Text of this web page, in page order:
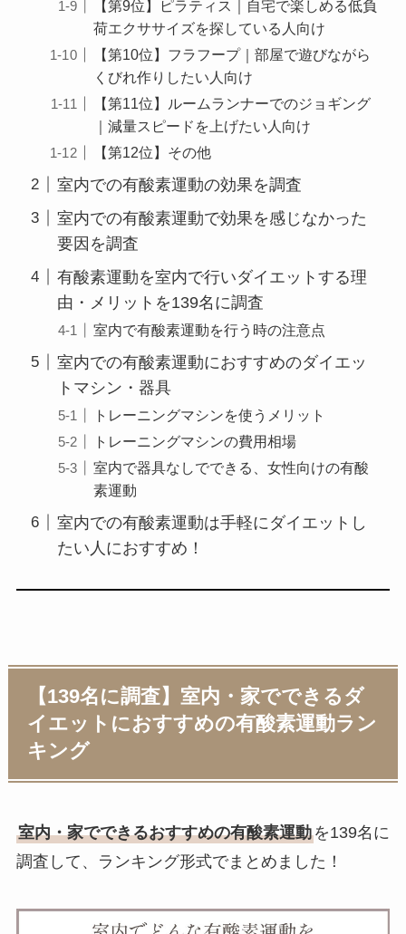
【第9位】ピラティス｜自宅で楽しめる低負
荷エクササイズを探している人向け
【第10位】フラフープ｜部屋で遊びながら
くびれ作りしたい人向け
【第11位】ルームランナーでのジョギング
｜減量スピードを上げたい人向け
【第12位】その他
室内での有酸素運動の効果を調査
室内での有酸素運動で効果を感じなかった
要因を調査
有酸素運動を室内で行いダイエットする理
由・メリットを139名に調査
室内で有酸素運動を行う時の注意点
室内での有酸素運動におすすめのダイエッ
トマシン・器具
トレーニングマシンを使うメリット
トレーニングマシンの費用相場
室内で器具なしでできる、女性向けの有酸
素運動
室内での有酸素運動は手軽にダイエットし
たい人におすすめ！
【139名に調査】室内・家でできるダ
イエットにおすすめの有酸素運動ラン
キング
室内・家でできるおすすめの有酸素運動を139名に
調査して、ランキング形式でまとめました！